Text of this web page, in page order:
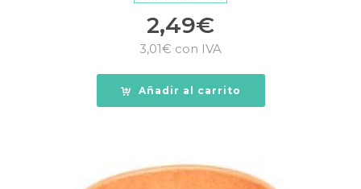
2,49€
3,01€ con IVA
Añadir al carrito